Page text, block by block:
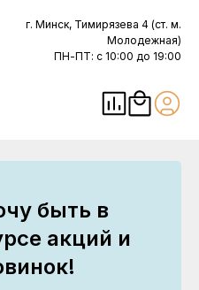
г. Минск, Тимирязева 4 (ст. м.
Молодежная)
ПН-ПТ: с 10:00 до 19:00
быть в
акций и